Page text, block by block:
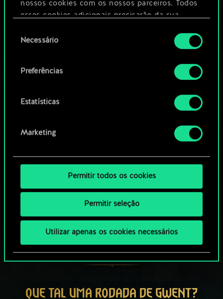
nossos cookies com os nossos parceiros. Todos
esses cookies adicionais precisarão da sua
Você encontrará todos os detalhes sobre o uso
de cookies e poderá ajustar as suas preferências
no menu "Configurações" abaixo.
deNecessário
Preferências
Estatísticas
Marketing
Permitir todos os cookies
Permitir seleção
Utilizar apenas os cookies necessários
comunidade
QUE TAL UMA RODADA DE GWENT?